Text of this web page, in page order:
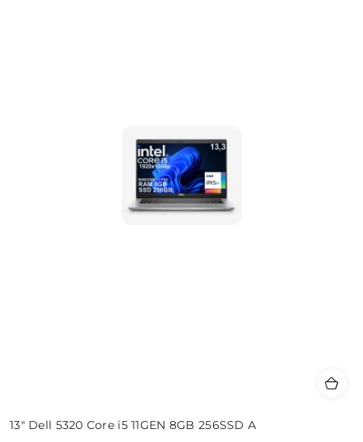
13" Dell 5320 Core i5 11GEN 8GB 256SSD A